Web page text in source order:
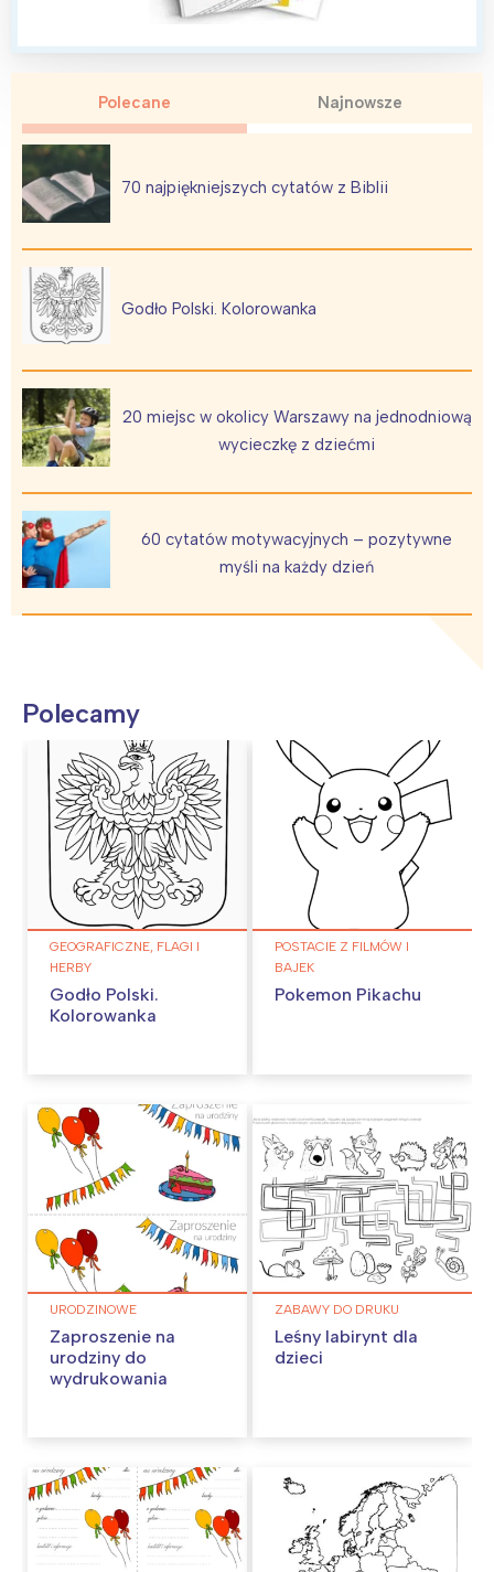
Polecane Najnowsze
70 najpiękniejszych cytatów z Biblii
Godło Polski. Kolorowanka
20 miejsc w okolicy Warszawy na jednodniową
wycieczkę z dziećmi
60 cytatów motywacyjnych – pozytywne
myśli na każdy dzień
Polecamy
GEOGRAFICZNE, FLAGI I
HERBY
Godło Polski.
Kolorowanka
POSTACIE Z FILMÓW I
BAJEK
Pokemon Pikachu
URODZINOWE
Zaproszenie na
urodziny do
wydrukowania
ZABAWY DO DRUKU
Leśny labirynt dla
dzieci
Interesują mnie wydarzenia z
Warszawa
Łódź
Trójmiasto
Poznań
Kraków
Wybieram